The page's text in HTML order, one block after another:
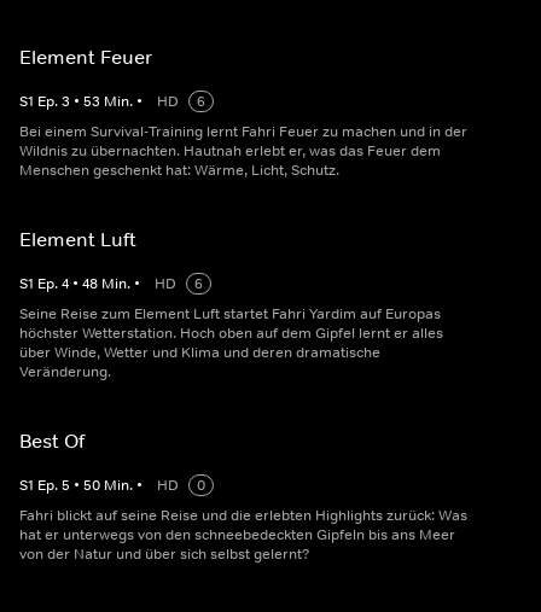
Element Feuer
S1 Ep.3 • 53 Min. • HD
6
Bei einem Survival-Training lernt Fahri Feuer zu machen und in der
Wildnis zu übernachten. Hautnah erlebt er, was das Feuer dem
Menschen geschenkt hat: Wärme, Licht, Schutz.
Element Luft
S1 Ep.4 • 48 Min. • HD
6
Seine Reise zum Element Luft startet Fahri Yardim auf Europas
höchster Wetterstation. Hoch oben auf dem Gipfel lernt er alles
über Winde, Wetter und Klima und deren dramatische
Veränderung.
Best Of
S1 Ep.5 • 50 Min. • HD
0
Fahri blickt auf seine Reise und die erlebten Highlights zurück: Was
hat er unterwegs von den schneebedeckten Gipfeln bis ans Meer
von der Natur und über sich selbst gelernt?